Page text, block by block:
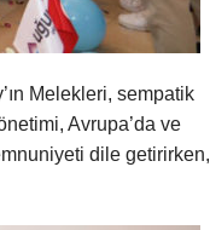
Melekleri, sempatik
Avrupa’da ve
dile getirirken,